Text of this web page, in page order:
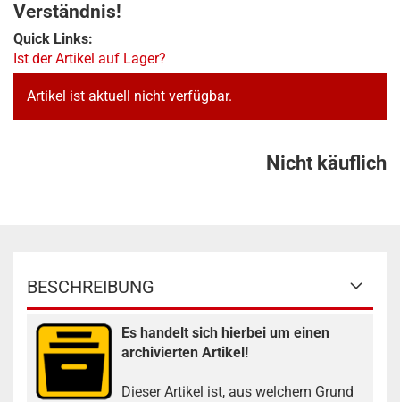
Verständnis!
Quick Links:
Ist der Artikel auf Lager?
Artikel ist aktuell nicht verfügbar.
Nicht käuflich
BESCHREIBUNG
Es handelt sich hierbei um einen
archivierten Artikel!
Dieser Artikel ist, aus welchem Grund